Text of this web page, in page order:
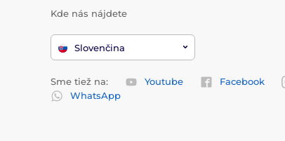
Kde nás nájdete
Slovenčina
Sme tiež na: Youtube Facebook
WhatsApp